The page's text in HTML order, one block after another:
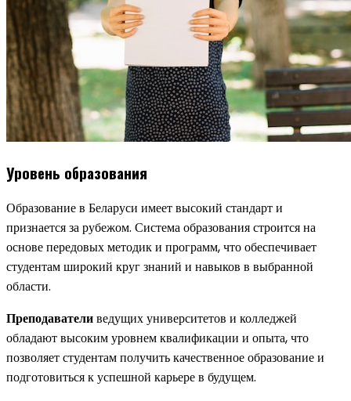
Уровень образования
Образование в Беларуси имеет высокий стандарт и
признается за рубежом. Система образования строится на
основе передовых методик и программ, что обеспечивает
студентам широкий круг знаний и навыков в выбранной
области.
Преподавателиведущих университетов и колледжей
обладают высоким уровнем квалификации и опыта, что
позволяет студентам получить качественное образование и
подготовиться к успешной карьере в будущем.